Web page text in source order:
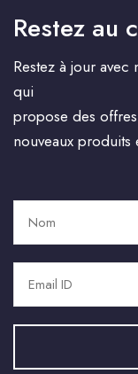
Restez au
Restez à jour
qui
propose des
nouveaux produits